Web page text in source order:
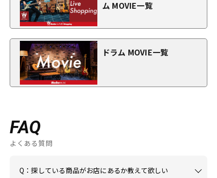
ム MOVIE一覧
ドラム MOVIE一覧
FAQ
よくある質問
Q：探している商品がお店にあるか教えて欲しい